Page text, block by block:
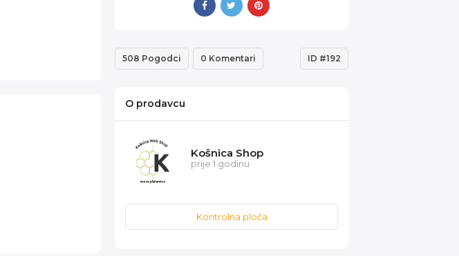
508 Pogodci 0 Komentari ID #192
O prodavcu
Košnica Shop
prije 1 godinu
Kontrolna ploča